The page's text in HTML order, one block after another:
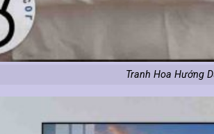
Tranh Hoa Hướng